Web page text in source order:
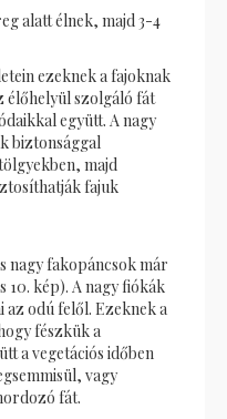
alatt élnek, majd 3-4
ezeknek a fajoknak
élőhelyül szolgáló fát
együtt. A nagy
biztonsággal
majd
fajuk
nagy fakopáncsok már
10. kép). A nagy fiókák
az odú felől. Ezeknek a
fészkük a
a vegetációs időben
vagy
fát.